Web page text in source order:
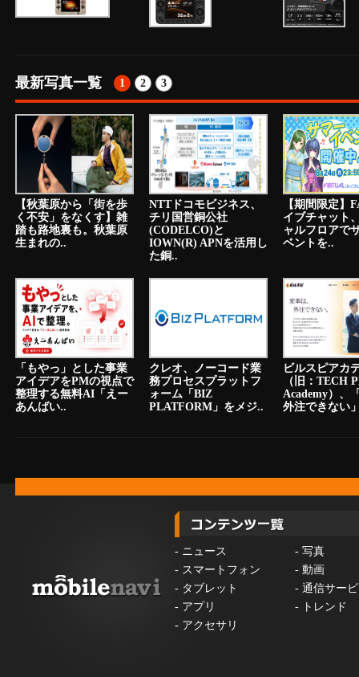
最新写真一覧 1 2 3
【秋葉原から「街を歩
く不安」をなくす】雑
踏も路地裏も。秋葉原
生まれの..
NTTドコモビジネス、
チリ国営銅公社
(CODELCO)と
IOWN(R) APNを活用し
た銅..
【期間限定】
イブチャット
ャルフロアで
ベントを..
「もやっ」とした事業
アイデアをPMの視点で
整理する無料AI「えー
あんばい..
クレオ、ノーコード業
務プロセスプラットフ
ォーム「BIZ
PLATFORM」をメジ..
ビルスピアカ
（旧：TECH
Academy）、
外注できない
- ニュース - 写真
- スマートフォン - 動画
- タブレット - 通信サー
- アプリ -
トレンド
- アクセサリ